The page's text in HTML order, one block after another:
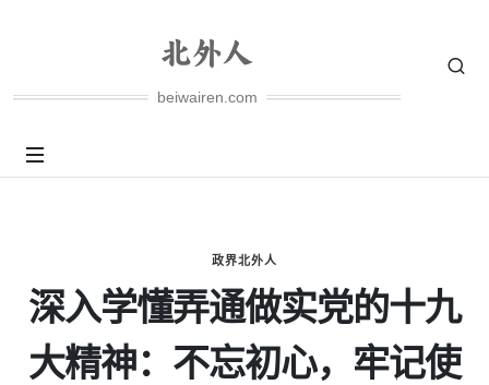
beiwairen.com
政界北外人
深入学懂弄通做实党的十九
大精神：不忘初心，牢记使